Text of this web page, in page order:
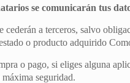
se comunicarán tus
cederán a terceros, salvo
o producto adquirido
o pago, si eliges alguna
seguridad.